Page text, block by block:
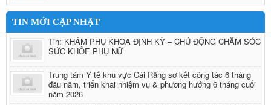
TIN MỚI CẬP NHẬT
Tin: KHÁM PHỤ KHOA ĐỊNH KỲ – CHỦ ĐỘNG CHĂM SÓC
SỨC KHỎE PHỤ NỮ
Trung tâm Y tế khu vực Cái Răng sơ kết công tác 6 tháng
đầu năm, triển khai nhiệm vụ & phương hướng 6 tháng cuối
năm 2026